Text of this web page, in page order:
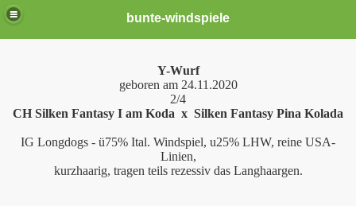
bunte-windspiele
Y-Wurf
geboren am 24.11.2020
2/4
CH Silken Fantasy I am Koda x Silken Fantasy Pina Kolada
IG Longdogs - ü75% Ital. Windspiel, u25% LHW, reine USA-
Linien,
kurzhaarig, tragen teils rezessiv das Langhaargen.